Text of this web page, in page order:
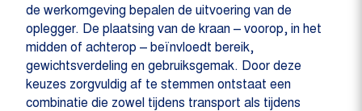
de werkomgeving bepalen de uitvoering van de
oplegger. De plaatsing van de kraan – voorop, in het
midden of achterop – beïnvloedt bereik,
gewichtsverdeling en gebruiksgemak. Door deze
keuzes zorgvuldig af te stemmen ontstaat een
combinatie die zowel tijdens transport als tijdens